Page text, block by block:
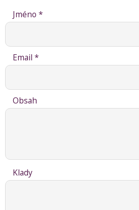
Jméno *
Email *
Obsah
Klady